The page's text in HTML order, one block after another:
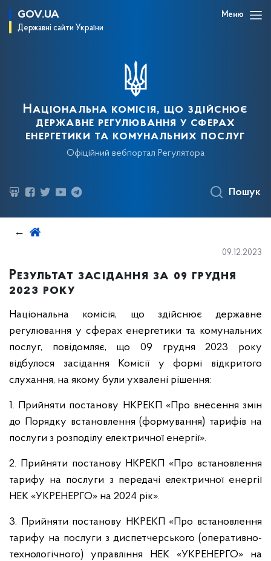
GOV.UA
Державні сайти України
Меню
Національна комісія, що здійснює
державне регулювання у сферах
енергетики та комунальних послуг
Офіційний вебпортал Регулятора
Пошук
09.12.2023
Результат засідання за 09 грудня
2023 року
Національна комісія, що здійснює державне
регулювання у сферах енергетики та комунальних
послуг, повідомляє, що 09 грудня 2023 року
відбулося засідання Комісії у формі відкритого
слухання, на якому були ухвалені рішення:
1. Прийняти постанову НКРЕКП «Про внесення змін
до Порядку встановлення (формування) тарифів на
послуги з розподілу електричної енергії».
2. Прийняти постанову НКРЕКП «Про встановлення
тарифу на послуги з передачі електричної енергії
НЕК «УКРЕНЕРГО» на 2024 рік».
3. Прийняти постанову НКРЕКП «Про встановлення
тарифу на послуги з диспетчерського (оперативно-
технологічного) управління НЕК «УКРЕНЕРГО» на